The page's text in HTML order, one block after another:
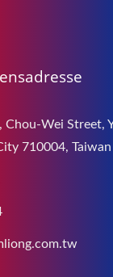
Chou-Wei Street,
710004, Taiwan